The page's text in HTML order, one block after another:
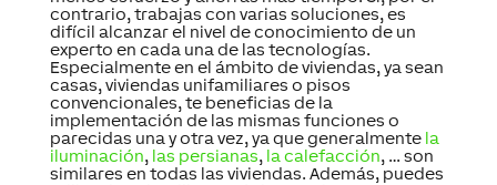
contrario, trabajas con varias soluciones, es
difícil alcanzar el nivel de conocimiento de un
experto en cada una de las tecnologías.
Especialmente en el ámbito de viviendas, ya sean
casas, viviendas unifamiliares o pisos
convencionales, te beneficias de la
implementación de las mismas funciones o
parecidas una y otra vez, ya que generalmentela
iluminación, las persianas, la calefacción, … son
similares en todas las viviendas. Además, puedes